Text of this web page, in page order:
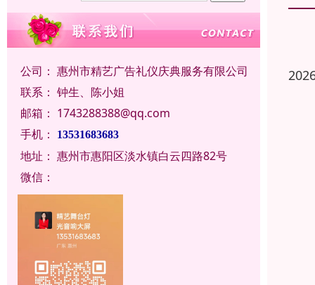
公司： 惠州市精艺广告礼仪庆典服务有限公司
联系： 钟生、陈小姐
邮箱： 1743288388@qq.com
手机：
13531683683
地址： 惠州市惠阳区淡水镇白云四路82号
微信：